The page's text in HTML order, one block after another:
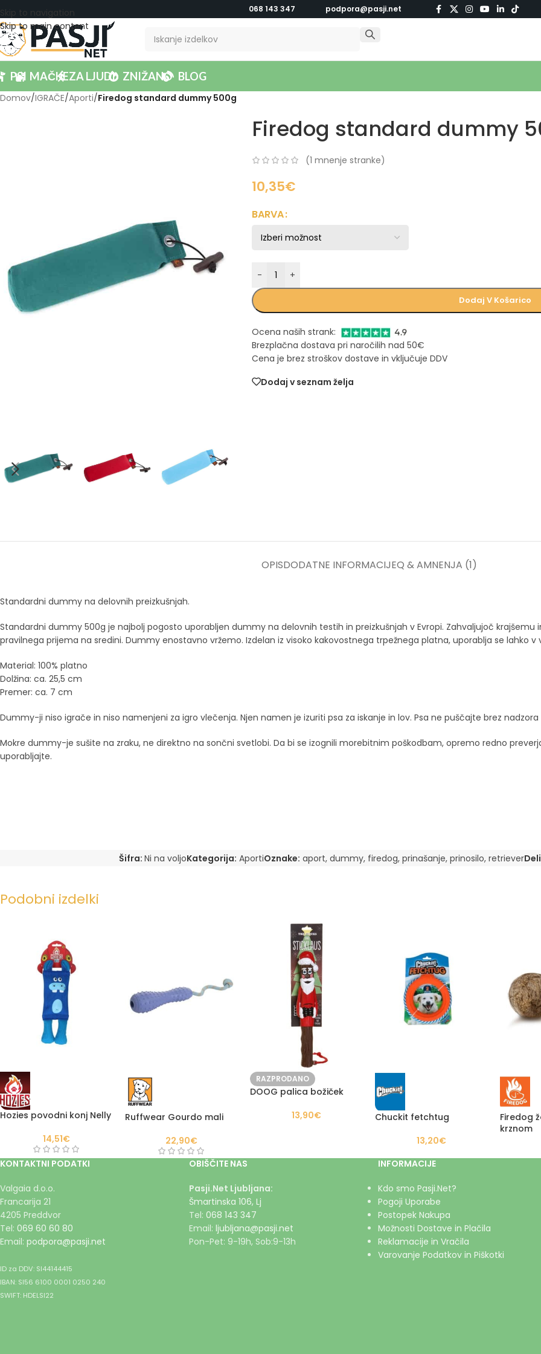
Skip to navigation
Skip to main content
068 143 347 podpora@pasji.net
PSI MAČKEZA LJUDI ZNIŽANO BLOG
Domov/IGRAČE/Aporti/Firedog standard dummy 500g
Firedog standard dummy
(1 mnenje stranke)
10,35€
BARVA
- +
Dodaj V Košarico
Ocena naših strank:
Brezplačna dostava pri naročilih nad 50€
Cena je brez stroškov dostave in vključuje DDV
Dodaj v seznam želja
OPISDODATNE INFORMACIJEQ & AMNENJA (1)
Standardni dummy na delovnih preizkušnjah.
Standardni dummy 500g je najbolj pogosto uporabljen dummy na delovnih testih in preizkušnjah v Evropi. Zahvaljujoč
pravilnega prijema na sredini. Dummy enostavno vržemo. Izdelan iz visoko kakovostnega trpežnega platna, uporablja se lahko v
Material: 100% platno
Dolžina: ca. 25,5 cm
Premer: ca. 7 cm
Dummy-ji niso igrače in niso namenjeni za igro vlečenja. Njen namen je izuriti psa za iskanje in lov. Psa ne puščajte brez
Mokre dummy-je sušite na zraku, ne direktno na sončni svetlobi. Da bi se izognili morebitnim poškodbam, opremo redno
uporabljajte.
Šifra: Ni na voljoKategorija: AportiOznake: aport, dummy, firedog, prinašanje, prinosilo, retriever
Podobni izdelki
Hozies povodni konj Nelly
14,51€
Ruffwear Gourdo mali
22,90€
RAZPRODANO
DOOG palica božiček
13,90€
Chuckit fetchtug
13,20€
Firedog
krznom
KONTAKTNI PODATKI
Valgaia d.o.o.
Francarija 21
4205 Preddvor
Tel: 069 60 60 80
Email: podpora@pasji.net
ID za DDV: SI44144415
IBAN: SI56 6100 0001 0250 240
SWIFT: HDELSI22
OBIŠČITE NAS
Pasji.Net Ljubljana:
Šmartinska 106, Lj
Tel: 068 143 347
Email: ljubljana@pasji.net
Pon-Pet: 9-19h, Sob:9-13h
INFORMACIJE
Kdo smo Pasji.Net?
Pogoji Uporabe
Postopek Nakupa
Možnosti Dostave in Plačila
Reklamacije in Vračila
Varovanje Podatkov in Piškotki